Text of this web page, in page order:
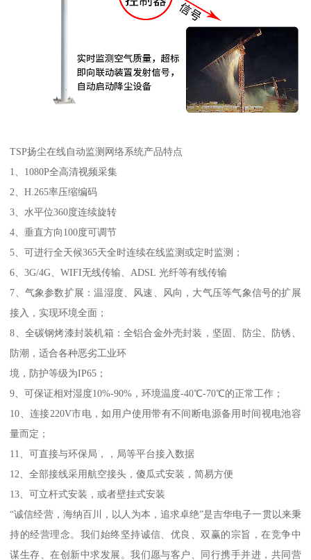
TSP扬尘在线自动监测网络系统产品特点
1、1080P全高清视频采集
2、H.265率压缩编码
3、水平位360度连续旋转
4、垂直方向100度可调节
5、可进行全天候365天全时连续在线监测或定时监测；
6、3G/4G、WIFI无线传输、ADSL 光纤等有线传输
7、气象参数扩展：温湿度、风速、风向，大气压等气象信号的扩展
接入，实现环境全面；
8、全碳钢烤漆封装机箱：全铝合金外壳封装，坚固、防尘、防锈、
防潮，适合各种恶劣工业环
境，防护等级为IP65；
9、可保证相对湿度10%-90%，环境温度-40℃-70℃的正常工作；
10、连接220V市电，如用户使用带有不间断电源备用时间视电池容
量而定；
11、可直接与环保局，，局等平台接入数据
12、全部接线采用航空接头，傻瓜式安装，简易方便
13、可立杆式安装，或者壁挂式安装
“诚信经营，海纳百川，以人为本，追求卓绝”是吉华电子一贯以来秉
持的经营理念。我们始终坚持诚信、优良、双赢的宗旨，在竞争中
谋生存、在创新中求发展。我们愿与客户、同行携手并进，共同营